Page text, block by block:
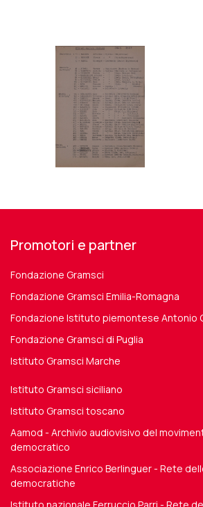
Promotori e partner
Fondazione Gramsci
Fondazione Gramsci Emilia-Romagna
Fondazione Istituto piemontese Antonio
Fondazione Gramsci di Puglia
Istituto Gramsci Marche
Istituto Gramsci siciliano
Istituto Gramsci toscano
Aamod - Archivio audiovisivo del
democratico
Associazione Enrico Berlinguer - Rete
democratiche